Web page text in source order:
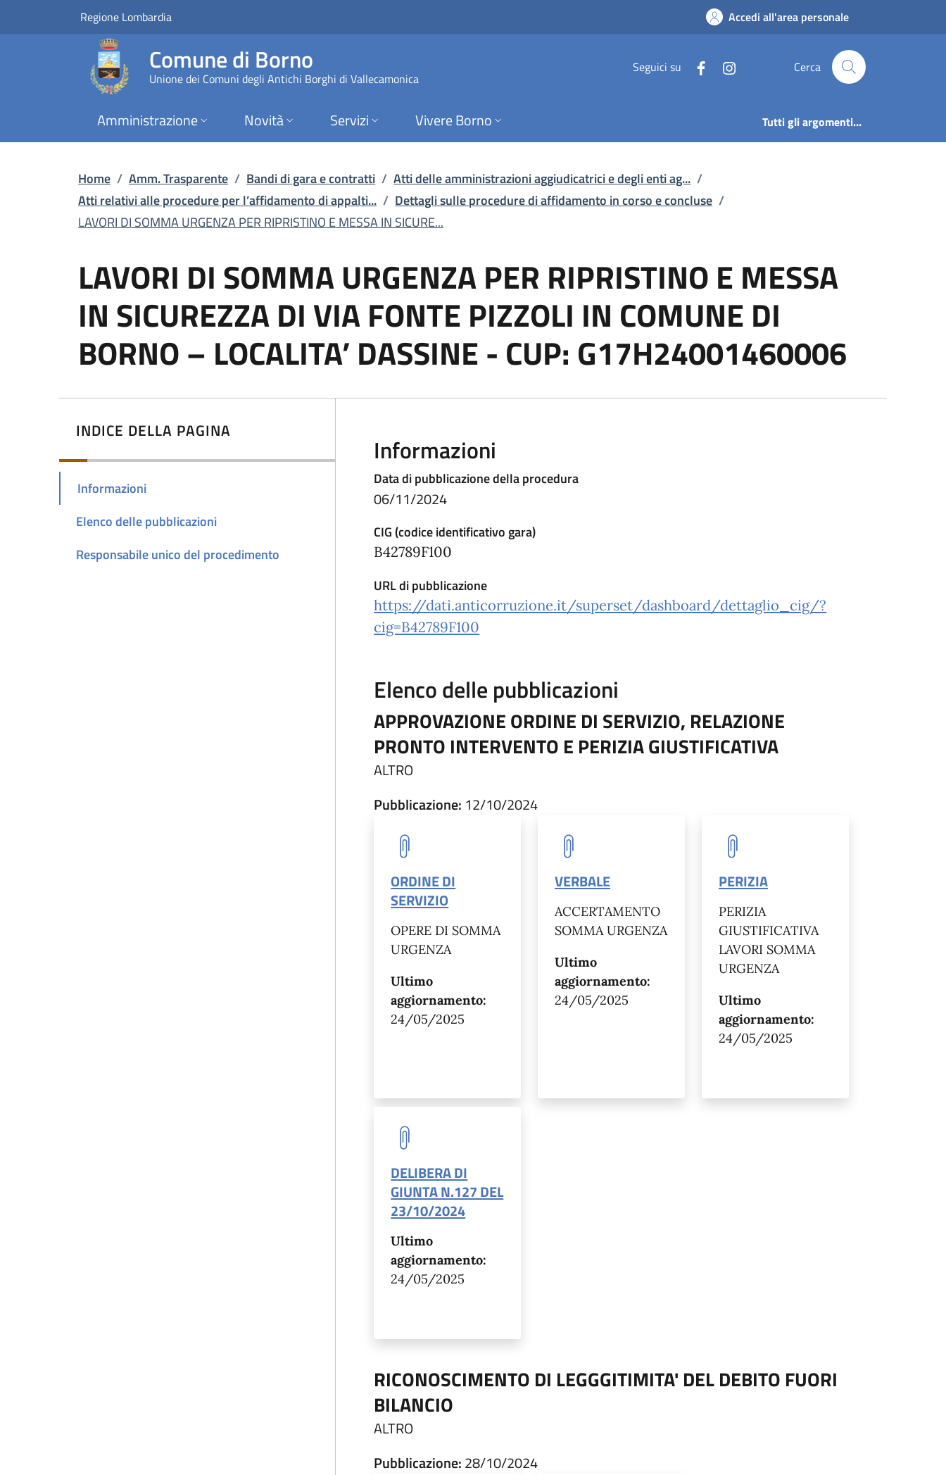
Vai al contenuto principale
LAVORI DI SOMMA URGENZA PER RIPRISTINO E
Regione Lombardia Accedi all'area personale
Comune di Borno
Unione dei Comuni degli Antichi Borghi di Vallecamonica
Seguici su Cerca
Amministrazione Novità Servizi Vivere Borno Tutti gli argomenti...
Home / Amm. Trasparente / Bandi di gara e contratti / Atti delle amministrazioni aggiudicatrici e degli enti ag... /
Atti relativi alle procedure per l’affidamento di appalti... / Dettagli sulle procedure di affidamento in corso e concluse /
LAVORI DI SOMMA URGENZA PER RIPRISTINO E MESSA IN SICURE...
LAVORI DI SOMMA URGENZA PER RIPRISTINO E MESSA
IN SICUREZZA DI VIA FONTE PIZZOLI IN COMUNE DI
BORNO – LOCALITA’ DASSINE - CUP: G17H24001460006
INDICE DELLA PAGINA
Informazioni
Elenco delle pubblicazioni
Responsabile unico del procedimento
Informazioni
Data di pubblicazione della procedura
06/11/2024
CIG (codice identificativo gara)
B42789F100
URL di pubblicazione
https://dati.anticorruzione.it/superset/dashboard/dettaglio_cig/?
cig=B42789F100
Elenco delle pubblicazioni
APPROVAZIONE ORDINE DI SERVIZIO, RELAZIONE
PRONTO INTERVENTO E PERIZIA GIUSTIFICATIVA
ALTRO
Pubblicazione: 12/10/2024
ORDINE DI
SERVIZIO
OPERE DI SOMMA
URGENZA
Ultimo
aggiornamento:
24/05/2025
VERBALE
ACCERTAMENTO
SOMMA URGENZA
Ultimo
aggiornamento:
24/05/2025
PERIZIA
PERIZIA
GIUSTIFICATIVA
LAVORI SOMMA
URGENZA
Ultimo
aggiornamento:
24/05/2025
DELIBERA DI
GIUNTA N.127 DEL
23/10/2024
Ultimo
aggiornamento:
24/05/2025
RICONOSCIMENTO DI LEGGGITIMITA' DEL DEBITO FUORI
BILANCIO
ALTRO
Pubblicazione:28/10/2024